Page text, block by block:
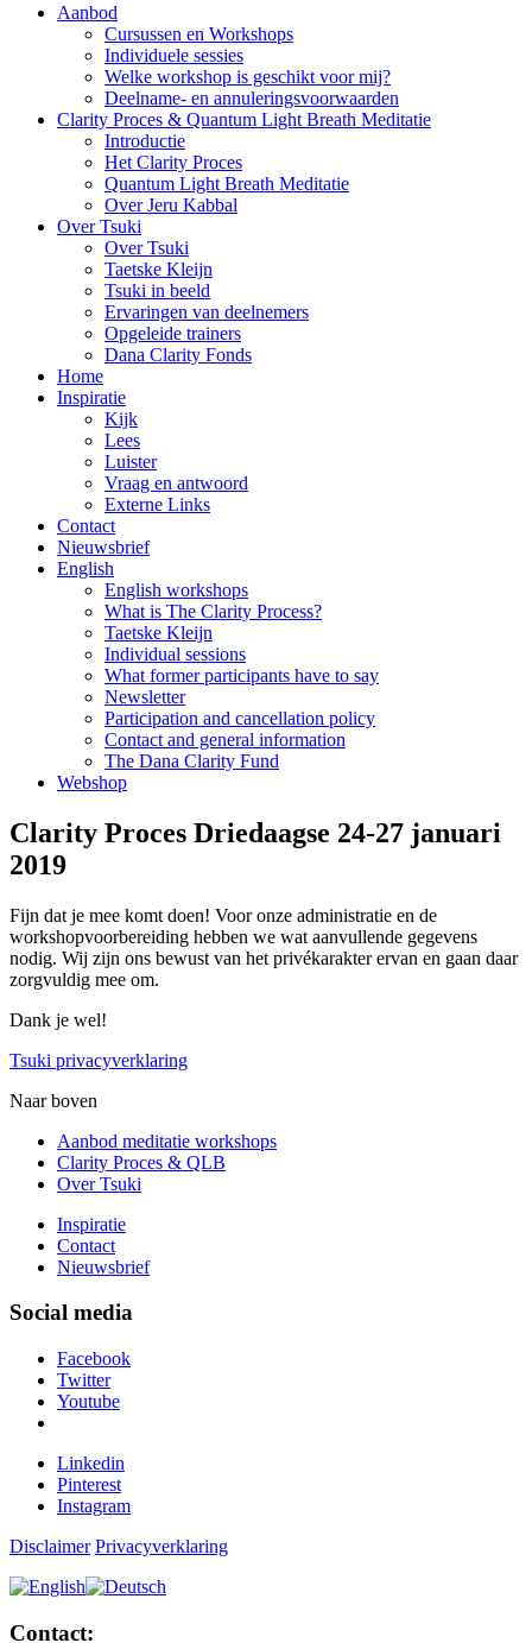
Aanbod
Cursussen en Workshops
Individuele sessies
Welke workshop is geschikt voor mij?
Deelname- en annuleringsvoorwaarden
Clarity Proces & Quantum Light Breath Meditatie
Introductie
Het Clarity Proces
Quantum Light Breath Meditatie
Over Jeru Kabbal
Over Tsuki
Over Tsuki
Taetske Kleijn
Tsuki in beeld
Ervaringen van deelnemers
Opgeleide trainers
Dana Clarity Fonds
Home
Inspiratie
Kijk
Lees
Luister
Vraag en antwoord
Externe Links
Contact
Nieuwsbrief
English
English workshops
What is The Clarity Process?
Taetske Kleijn
Individual sessions
What former participants have to say
Newsletter
Participation and cancellation policy
Contact and general information
The Dana Clarity Fund
Webshop
Clarity Proces Driedaagse 24-27 januari
2019
Fijn dat je mee komt doen! Voor onze administratie en de
workshopvoorbereiding hebben we wat aanvullende gegevens
nodig. Wij zijn ons bewust van het privékarakter ervan en gaan daar
zorgvuldig mee om.
Dank je wel!
Tsuki privacyverklaring
Naar boven
Aanbod meditatie workshops
Clarity Proces & QLB
Over Tsuki
Inspiratie
Contact
Nieuwsbrief
Social media
Facebook
Twitter
Youtube
Linkedin
Pinterest
Instagram
Disclaimer Privacyverklaring
Contact: